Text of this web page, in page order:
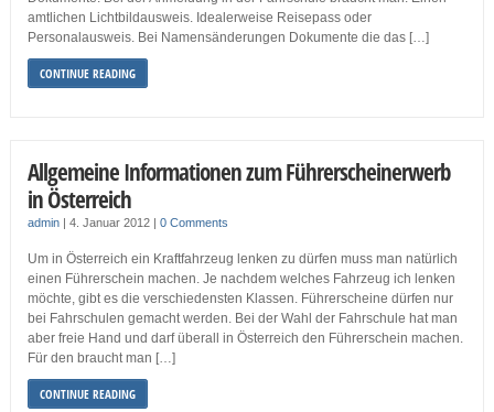
amtlichen Lichtbildausweis. Idealerweise Reisepass oder
Personalausweis. Bei Namensänderungen Dokumente die das […]
CONTINUE READING
Allgemeine Informationen zum Führerscheinerwerb
in Österreich
admin| 4. Januar 2012 | 0 Comments
Um in Österreich ein Kraftfahrzeug lenken zu dürfen muss man natürlich
einen Führerschein machen. Je nachdem welches Fahrzeug ich lenken
möchte, gibt es die verschiedensten Klassen. Führerscheine dürfen nur
bei Fahrschulen gemacht werden. Bei der Wahl der Fahrschule hat man
aber freie Hand und darf überall in Österreich den Führerschein machen.
Für den braucht man […]
CONTINUE READING